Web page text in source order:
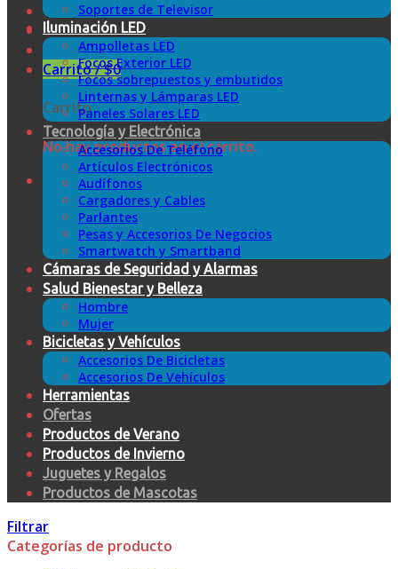
Carrito /$0
Carrito
No hay productos en el carrito.
Soportes de Televisor
Iluminación LED
Ampolletas LED
Focos Exterior LED
Focos sobrepuestos y embutidos
Linternas y Lámparas LED
Paneles Solares LED
Tecnología y Electrónica
Accesorios De Teléfono
Artículos Electrónicos
Audífonos
Cargadores y Cables
Parlantes
Pesas y Accesorios De Negocios
Smartwatch y Smartband
Cámaras de Seguridad y Alarmas
Salud Bienestar y Belleza
Hombre
Mujer
Bicicletas y Vehículos
Accesorios De Bicicletas
Accesorios De Vehículos
Herramientas
Ofertas
Productos de Verano
Productos de Invierno
Juguetes y Regalos
Productos de Mascotas
Filtrar
Categorías de producto